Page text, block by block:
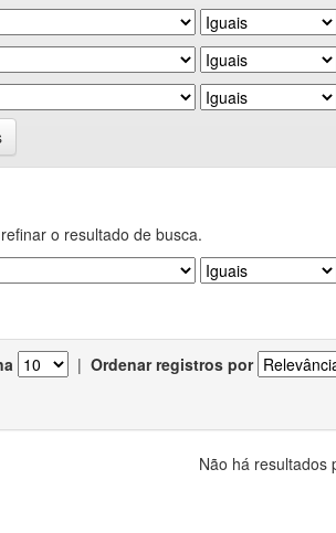
o resultado de busca.
| Ordenar registros por
Não há resultados